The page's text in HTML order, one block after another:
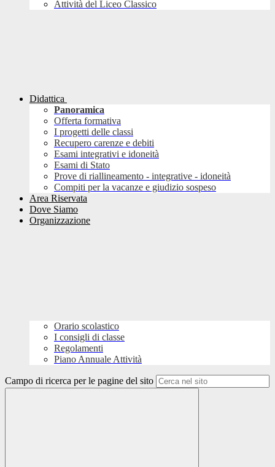
Attività del Liceo Classico
Didattica
Panoramica
Offerta formativa
I progetti delle classi
Recupero carenze e debiti
Esami integrativi e idoneità
Esami di Stato
Prove di riallineamento - integrative - idoneità
Compiti per la vacanze e giudizio sospeso
Area Riservata
Dove Siamo
Organizzazione
Orario scolastico
I consigli di classe
Regolamenti
Piano Annuale Attività
Campo di ricerca per le pagine del sito